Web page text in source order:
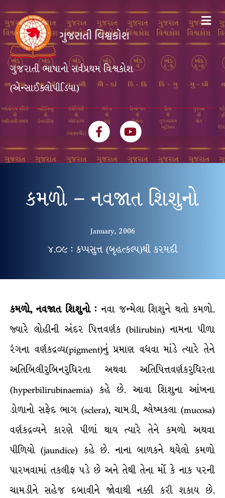
ગુજરાતી ભાષાનો સર્વપ્રથમ વિશ્વકોશ
(એન્સાઈક્લોપીડિયા)
FacebookYoutube
કમળો – નવજાત શિશુનો
January, 2006
૪.૦૯ : કપ્પસુત્ત (બૃહત્કલ્પ)થી કરમદી
કમળો, નવજાત શિશુનો : નવા જન્મેલા શિશુને થતો કમળો.
જ્યારે લોહીની અંદર પિત્તવર્ણક (bilirubin) નામના પીળા
રંગના વર્ણકદ્રવ્ય(pigment)નું પ્રમાણ વધવા માંડે ત્યારે તેને
અતિબિલીરુબિનરુધિરતા અથવા અતિપિત્તવર્ણકરુધિરતા
(hyperbilirubinaemia) કહે છે. આવા શિશુના આંખના
ડોળાનો સફેદ ભાગ (sclera), ચામડી, શ્લેષ્મકલા (mucosa)
વર્ણકદ્રવ્યને કારણે પીળાં થાય ત્યારે તેને કમળો અથવા
પીળિયો (jaundice) કહે છે. નાના બાળકને થયેલો કમળો
પારખવામાં તકલીફ પડે છે અને તેથી તેના મોં કે નાક પરની
ચામડીને સહેજ દબાવીને જોવાથી નક્કી કરી શકાય છે.